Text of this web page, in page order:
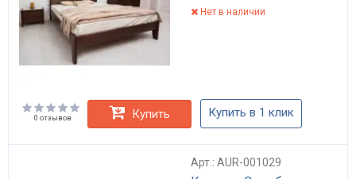
Нет в наличии
0 отзывов Купить Купить в 1 клик
Арт.: AUR-001029